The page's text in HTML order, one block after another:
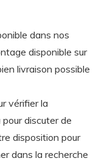
dans nos
disponible sur
livraison possible
vérifier la
discuter de
disposition pour
dans la recherche